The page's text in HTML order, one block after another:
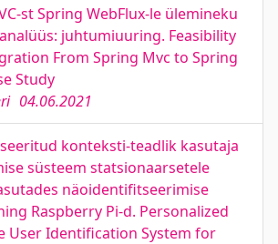
st Spring WebFlux-le ülemineku
juhtumiuuring. Feasibility
From Spring Mvc to Spring
Study
04.06.2021
konteksti-teadlik kasutaja
süsteem statsionaarsetele
näoidentifitseerimise
Raspberry Pi-d. Personalized
User Identification System for